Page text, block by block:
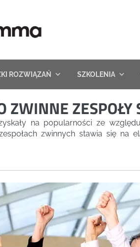
ROZWIĄZAŃ SZKOLENIA
ZWINNE
na popularności ze
zwinnych stawia się na